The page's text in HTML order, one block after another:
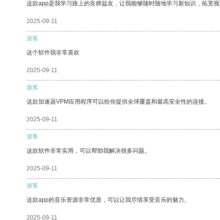
这款app是我学习路上的良师益友，让我能够随时随地学习新知识，拓宽
2025-09-11
游客
这个软件我非常喜欢
2025-09-11
游客
这款加速器VPM应用程序可以给你提供全球覆盖和最高安全性的连接。
2025-09-11
游客
这款软件非常实用，可以帮助我解决很多问题。
2025-09-11
游客
这款app的音乐资源非常优质，可以让我尽情享受音乐的魅力。
2025-09-11